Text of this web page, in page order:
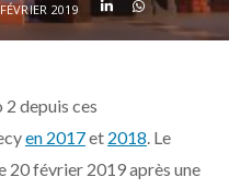
r
m
e d
2019
2 depuis ces
en 2017et 2018. Le
20 février 2019 après une